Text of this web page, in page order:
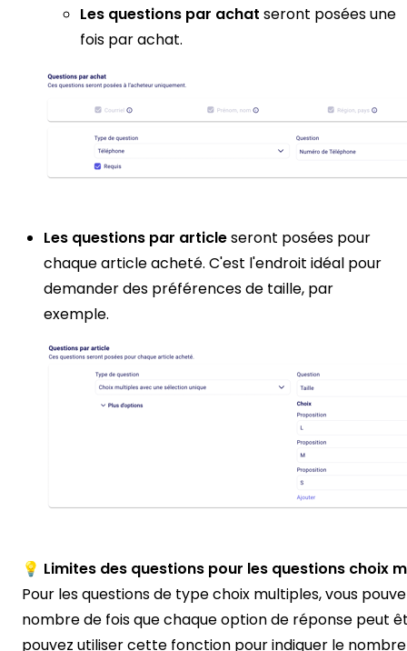
Les questions par achat seront posées une
fois par achat.
Les questions par articleseront posées pour
chaque article acheté. C'est l'endroit idéal pour
demander des préférences de taille, par
exemple.
💡 Limites des questions pour les questions choix
Pour les questions de type choix multiples, vous
nombre de fois que chaque option de réponse peut
pouvez utiliser cette fonction pour indiquer le